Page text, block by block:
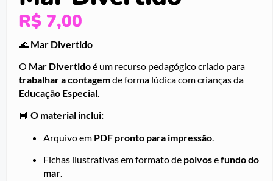
R$ 7,00
🌊 Mar Divertido
O Mar Divertidoé um recurso pedagógico criado para
trabalhar a contagemde forma lúdica com crianças da
Educação Especial.
📘 O material inclui:
Arquivo em PDF pronto para impressão
Fichas ilustrativas em formato de polvosefundo do
mar.